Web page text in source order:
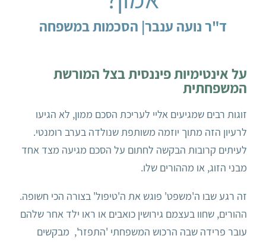
ד"ר נועה ענבר| הסכמות במשפחה
על אינטימיות פיננסית בצל המורשת
המשפחתית
זוגות רבים שמגיעים אליי לעריכת הסכם ממון, לא הגיעו
לרעיון הזה מתוך יוזמה משותפת שנולדה בערב רומנטי.
לעיתים קרובות הבקשה לחתום על הסכם מגיעה מצד אחד
מבני הזוג, או מההורים שלו.
זה רגע שבו ה'משפט' פוגש את ה'טיפול' בצורה הכי חשופה.
ההורים, שחוו בעצמם גירושין כואבים או ראו ילד אחר שלהם
עובר פרידה שבה הרכוש המשפחתי 'התפזר', מבקשים